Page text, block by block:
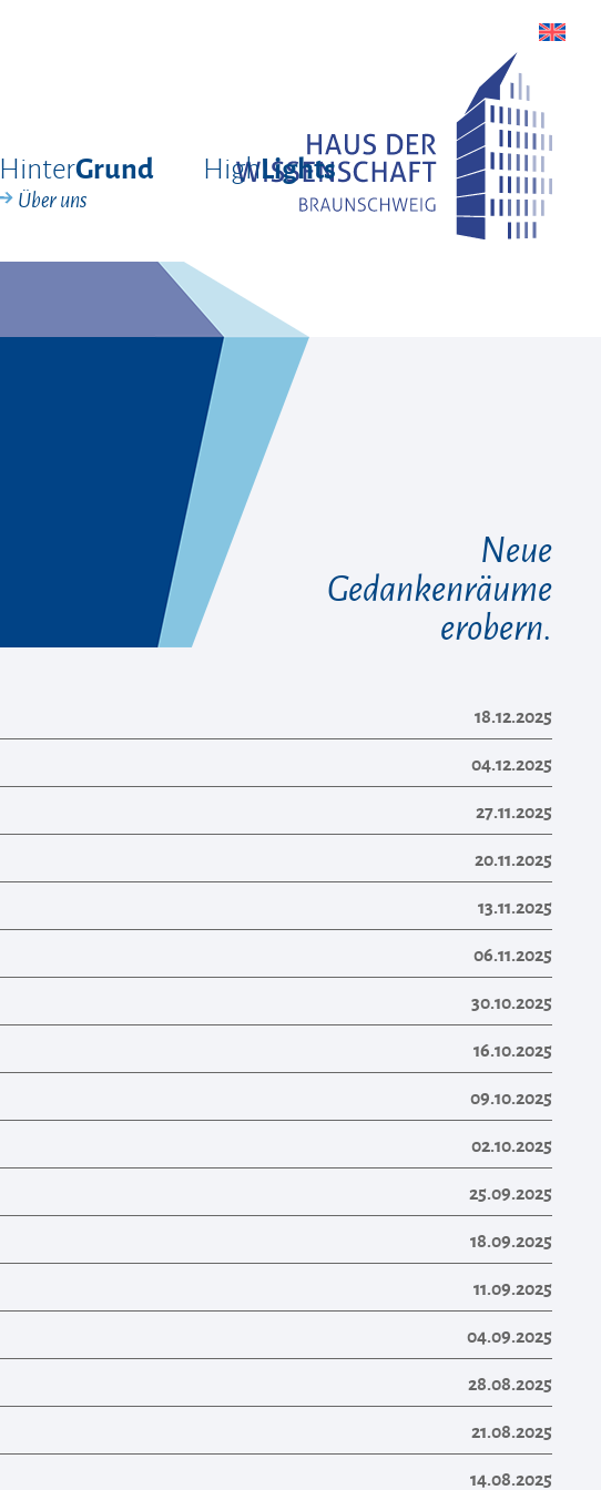
HinterGrund
Über uns
HighLights
Neue
Gedankenräume
erobern.
18.12.2025
04.12.2025
27.11.2025
20.11.2025
13.11.2025
06.11.2025
30.10.2025
16.10.2025
09.10.2025
02.10.2025
25.09.2025
18.09.2025
11.09.2025
04.09.2025
28.08.2025
21.08.2025
14.08.2025